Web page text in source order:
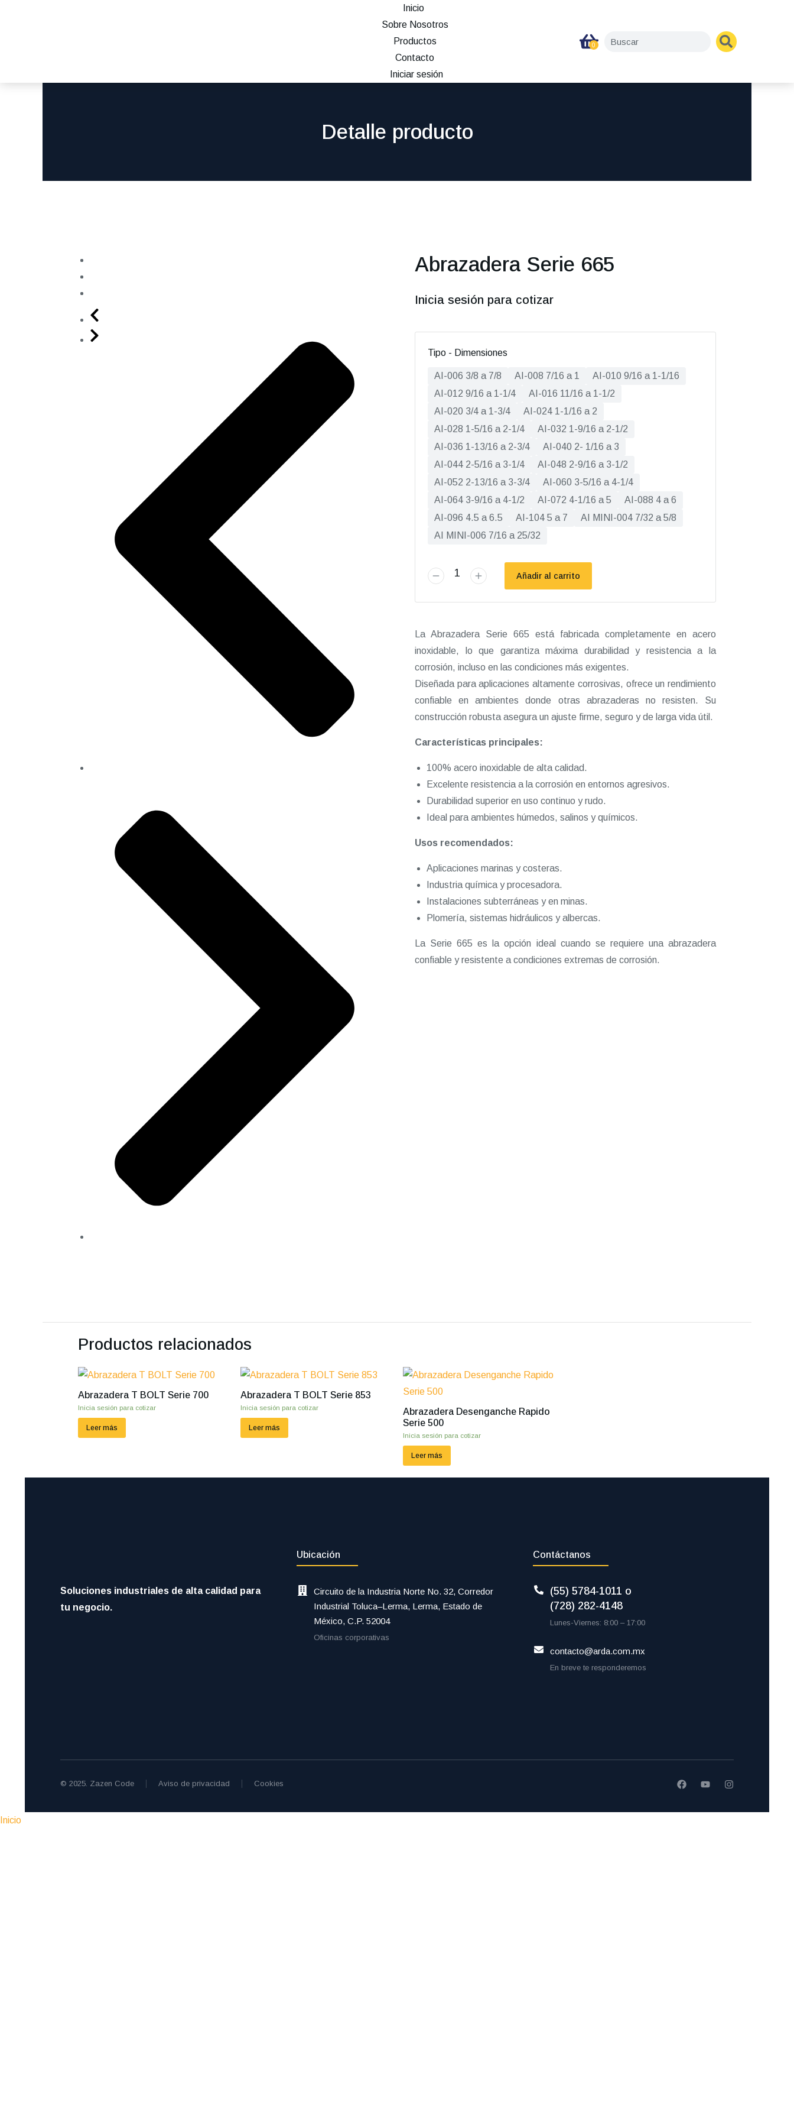
Inicio
Sobre Nosotros
Productos
Contacto
Iniciar sesión
Detalle producto
Abrazadera Serie 665
Inicia sesión para cotizar
Tipo - Dimensiones
AI-006 3/8 a 7/8 AI-008 7/16 a 1
AI-010 9/16 a 1-1/16
AI-012 9/16 a 1-1/4
AI-016 11/16 a 1-1/2
AI-020 3/4 a 1-3/4
AI-024 1-1/16 a 2
AI-028 1-5/16 a 2-1/4
AI-032 1-9/16 a 2-1/2
AI-036 1-13/16 a 2-3/4
AI-040 2- 1/16 a 3
AI-044 2-5/16 a 3-1/4
AI-048 2-9/16 a 3-1/2
AI-052 2-13/16 a 3-3/4
AI-060 3-5/16 a 4-1/4
AI-064 3-9/16 a 4-1/2
AI-072 4-1/16 a 5
AI-088 4 a 6
AI-096 4.5 a 6.5
AI-104 5 a 7
AI MINI-004 7/32 a 5/8
AI MINI-006 7/16 a 25/32
Añadir al carrito
La Abrazadera Serie 665 está fabricada completamente en acero
inoxidable, lo que garantiza máxima durabilidad y resistencia a la
corrosión, incluso en las condiciones más exigentes.
Diseñada para aplicaciones altamente corrosivas, ofrece un rendimiento
confiable en ambientes donde otras abrazaderas no resisten. Su
construcción robusta asegura un ajuste firme, seguro y de larga vida útil.
Características principales:
100% acero inoxidable de alta calidad.
Excelente resistencia a la corrosión en entornos agresivos.
Durabilidad superior en uso continuo y rudo.
Ideal para ambientes húmedos, salinos y químicos.
Usos recomendados:
Aplicaciones marinas y costeras.
Industria química y procesadora.
Instalaciones subterráneas y en minas.
Plomería, sistemas hidráulicos y albercas.
La Serie 665 es la opción ideal cuando se requiere una abrazadera
confiable y resistente a condiciones extremas de corrosión.
Productos relacionados
Abrazadera T BOLT Serie 700
Inicia sesión para cotizar
Leer más
Abrazadera T BOLT Serie 853
Inicia sesión para cotizar
Leer más
Abrazadera Desenganche Rapido
Serie 500
Inicia sesión para cotizar
Leer más
Soluciones industriales de alta calidad para
tu negocio.
Ubicación
Circuito de la Industria Norte No. 32, Corredor
Industrial Toluca–Lerma, Lerma, Estado de
México, C.P. 52004
Oficinas corporativas
Contáctanos
(55) 5784-1011 o
(728) 282-4148
Lunes-Viernes: 8:00 – 17:00
contacto@arda.com.mx
En breve te responderemos
© 2025. Zazen Code Aviso de privacidad Cookies
Inicio